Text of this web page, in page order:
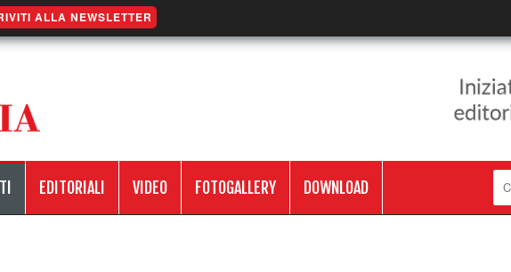
ALLA NEWSLETTER
EDITORIALI VIDEO FOTOGALLERY DOWNLOAD